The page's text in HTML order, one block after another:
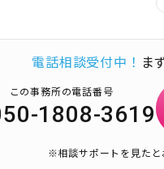
電話相談受付中！ ま
この事務所の電話番号
1808-3619
※相談サポートを見たと